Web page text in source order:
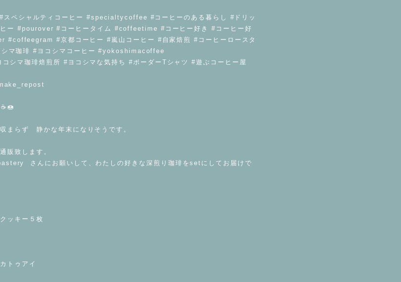
ペシャルティコーヒー #specialtycoffee #コーヒーのある暮らし #ドリッ
ヒー #pourover #コーヒータイム #coffeetime #コーヒー好き #コーヒー好
#coffeegram #京都コーヒー #嵐山コーヒー #自家焙煎 #コーヒーロースタ
マ珈琲 #ヨコシマコーヒー #yokoshimacoffee
マ珈琲焙煎所 #ヨコシマな気持ち #ボーダーTシャツ #遊ぶコーヒー屋
まらず 静かな年末になりそうです。
販致します。
さんにお願いして、わたしの好きな深煎り珈琲をsetにしてお届けで
ッキー５枚
トゥアイ